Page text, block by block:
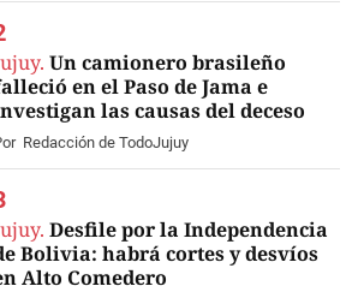
Un camionero brasileño
en el Paso de Jama e
las causas del deceso
Redacción de TodoJujuy
Desfile por la Independencia
Bolivia: habrá cortes y desvíos
Alto Comedero